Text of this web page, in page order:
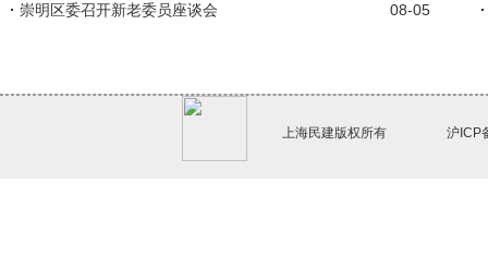
崇明区委召开新老委员座谈会
08-05